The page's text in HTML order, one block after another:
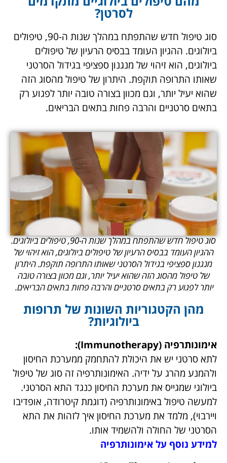
מהם טיפולים ביולוגיים מתקדמים
סוג טיפול חדש שהתפתח במהלך שנות ה-90,
טיפולים ביולוגים. ההגיון העומד בבסיס הרעיון של
טיפולים ביולוגים, הוא זיהוי של מנגנון ספציפי בגידול
הסרטני שאותו התרופה תוקפת. היתרון של טיפול
מהסוג הזה שהוא יעיל יותר, וגם מכוון בצורה טובה
הבריאים.
סוג טיפול חדש שהתפתח במהלך שנות ה-90, טיפולים
ביולוגים. ההגיון העומד בבסיס הרעיון של טיפולים ביולוגים,
הוא זיהוי של מנגנון ספציפי בגידול הסרטני שאותו התרופה
תוקפת. היתרון של טיפול מהסוג הזה שהוא יעיל יותר, וגם
מכוון בצורה טובה יותר לפגוע רק בתאים סרטניים והרבה
פחות בתאים הבריאים.
מהן הקטגוריות השונות של תרופות
ביולוגיות?
אימונותרפיה (Immunotherapy):
לתא סרטני יש את היכולת להתחמק ממערכת החיסון
ולהמנע מהרג על ידיה. האימונותרפיה זה סוג של
טיפול ביולוגי שמגייס את מערכת החיסון כנגד התא
הסרטני. למעשה טיפול באימונותרפיה (דוגמת